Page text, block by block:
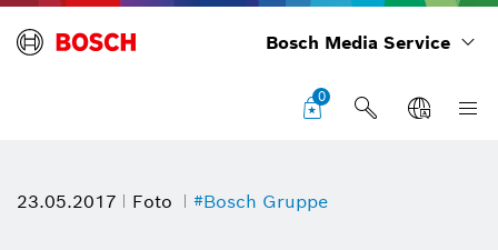
Bosch Media Service
0
23.05.2017 Foto #Bosch Gruppe